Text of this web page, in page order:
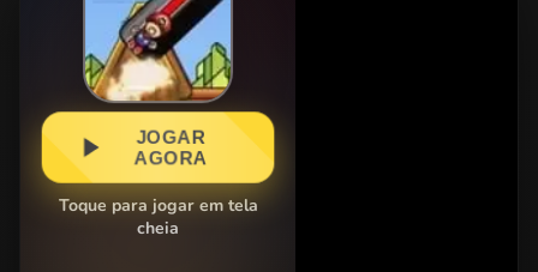
JOGAR
AGORA
Toque para jogar em tela
cheia